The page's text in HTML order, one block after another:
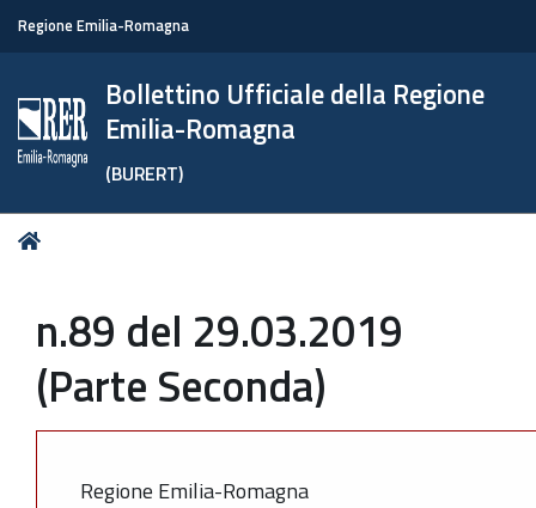
Regione Emilia-Romagna
Bollettino Ufficiale della Regione
Emilia-Romagna
(BURERT)
Tu
n.89 del 29.03.2019
(Parte Seconda)
Regione Emilia-Romagna